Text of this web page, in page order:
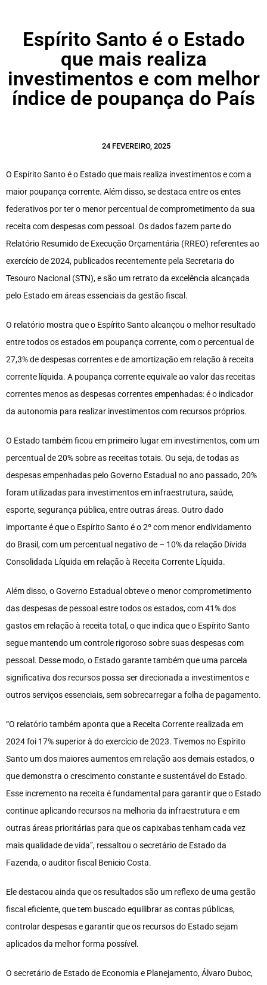
Espírito Santo é o Estado
que mais realiza
investimentos e com melhor
índice de poupança do País
24 FEVEREIRO, 2025
O Espírito Santo é o Estado que mais realiza investimentos e com a
maior poupança corrente. Além disso, se destaca entre os entes
federativos por ter o menor percentual de comprometimento da sua
receita com despesas com pessoal. Os dados fazem parte do
Relatório Resumido de Execução Orçamentária (RREO) referentes ao
exercício de 2024, publicados recentemente pela Secretaria do
Tesouro Nacional (STN), e são um retrato da excelência alcançada
pelo Estado em áreas essenciais da gestão fiscal.
O relatório mostra que o Espírito Santo alcançou o melhor resultado
entre todos os estados em poupança corrente, com o percentual de
27,3% de despesas correntes e de amortização em relação à receita
corrente líquida. A poupança corrente equivale ao valor das receitas
correntes menos as despesas correntes empenhadas: é o indicador
da autonomia para realizar investimentos com recursos próprios.
O Estado também ficou em primeiro lugar em investimentos, com um
percentual de 20% sobre as receitas totais. Ou seja, de todas as
despesas empenhadas pelo Governo Estadual no ano passado, 20%
foram utilizadas para investimentos em infraestrutura, saúde,
esporte, segurança pública, entre outras áreas. Outro dado
importante é que o Espírito Santo é o 2º com menor endividamento
do Brasil, com um percentual negativo de – 10% da relação Dívida
Consolidada Líquida em relação à Receita Corrente Líquida.
Além disso, o Governo Estadual obteve o menor comprometimento
das despesas de pessoal estre todos os estados, com 41% dos
gastos em relação à receita total, o que indica que o Espírito Santo
segue mantendo um controle rigoroso sobre suas despesas com
pessoal. Desse modo, o Estado garante também que uma parcela
significativa dos recursos possa ser direcionada a investimentos e
outros serviços essenciais, sem sobrecarregar a folha de pagamento.
“O relatório também aponta que a Receita Corrente realizada em
2024 foi 17% superior à do exercício de 2023. Tivemos no Espírito
Santo um dos maiores aumentos em relação aos demais estados, o
que demonstra o crescimento constante e sustentável do Estado.
Esse incremento na receita é fundamental para garantir que o Estado
continue aplicando recursos na melhoria da infraestrutura e em
outras áreas prioritárias para que os capixabas tenham cada vez
mais qualidade de vida”, ressaltou o secretário de Estado da
Fazenda, o auditor fiscal Benicio Costa.
Ele destacou ainda que os resultados são um reflexo de uma gestão
fiscal eficiente, que tem buscado equilibrar as contas públicas,
controlar despesas e garantir que os recursos do Estado sejam
aplicados da melhor forma possível.
O secretário de Estado de Economia e Planejamento, Álvaro Duboc,